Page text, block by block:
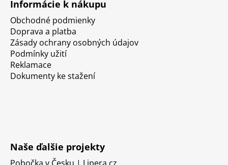
Informácie k nákupu
Obchodné podmienky
Doprava a platba
Zásady ochrany osobných údajov
Podmínky užití
Reklamace
Dokumenty ke stažení
Naše ďalšie projekty
Pobočka v Česku | Lipera.cz